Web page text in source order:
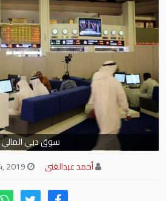
سوق دبي المالي
أحمد عبدالغنى